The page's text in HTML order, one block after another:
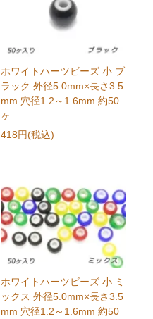
ホワイトハーツビーズ 小 ブ
ラック 外径5.0mm×長さ3.5
mm 穴径1.2～1.6mm 約50
ヶ
418円(税込)
ホワイトハーツビーズ 小 ミ
ックス 外径5.0mm×長さ3.5
mm 穴径1.2～1.6mm 約50